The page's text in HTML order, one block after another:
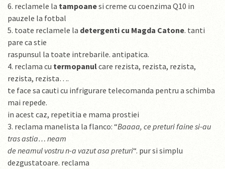
6. reclamele la tampoanesi creme cu coenzima Q10 in
pauzele la fotbal
5. toate reclamele la detergenti cu Magda Catone. tanti
pare ca stie
raspunsul la toate intrebarile. antipatica.
4. reclama cu termopanulcare rezista, rezista, rezista,
rezista, rezista….
te face sa cauti cu infrigurare telecomanda pentru a schimba
mai repede.
in acest caz, repetitia e mama prostiei
3. reclama manelista la flanco: “Baaaa, ce preturi faine si-au
tras astia… neam
de neamul vostru n-a vazut asa preturi“. pur si simplu
dezgustatoare. reclama